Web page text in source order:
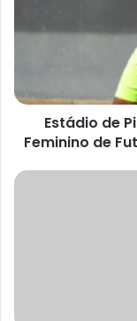
de
Futebol
Série
neste
Estádio de
Feminino de
Mostbet